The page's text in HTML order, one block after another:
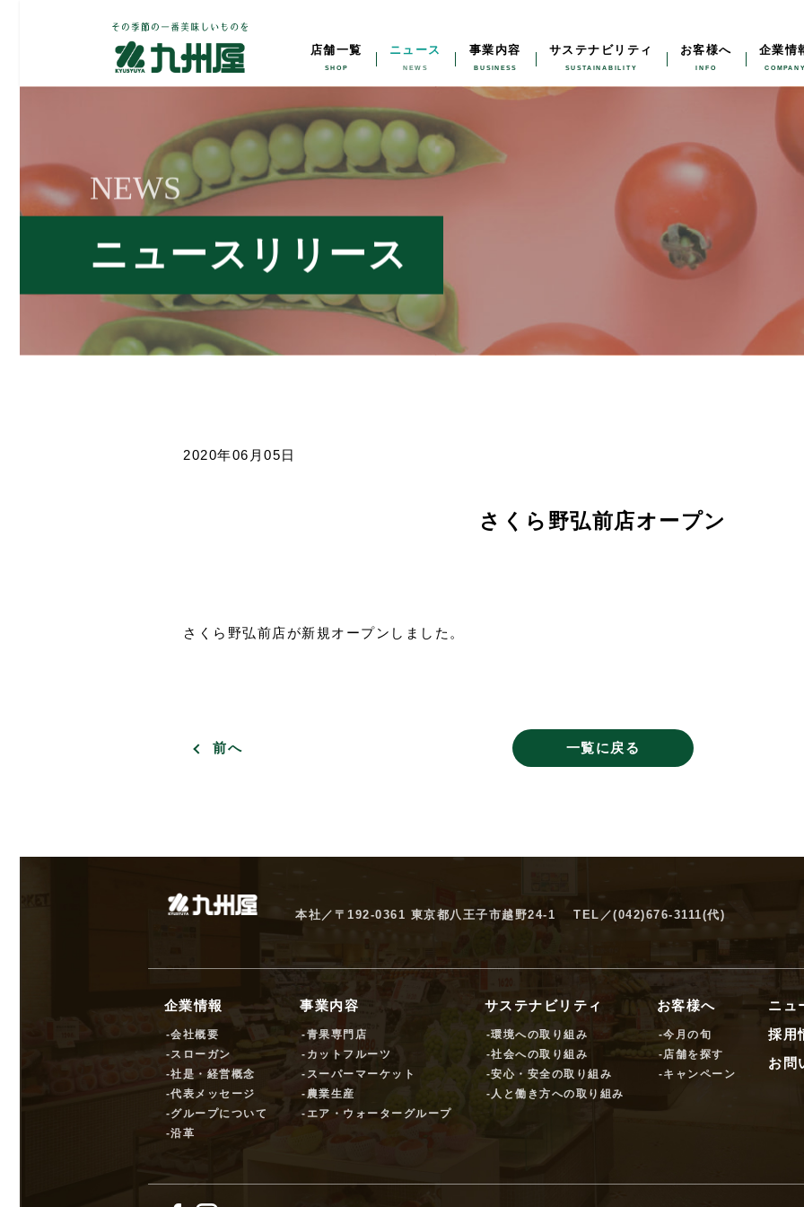
店舗一覧 ニュース 事業内容 サステナビリティ お客様へ 企業情
NEWS
ニュースリリース
2020年06月05日
さくら野弘前店オープン
さくら野弘前店が新規オープンしました。
前へ 一覧に戻る
本社／〒192-0361 東京都八王子市越野24-1 TEL／(042)676-3111(代)
企業情報
-会社概要
-スローガン
-社是・経営概念
-代表メッセージ
-グループについて
-沿革
事業内容
-青果専門店
-カットフルーツ
-スーパーマーケット
-農業生産
-エア・ウォーターグループ
サステナビリティ
-環境への取り組み
-社会への取り組み
-安心・安全の取り組み
-人と働き方への取り組み
お客様へ
-今月の旬
-店舗を探す
-キャンペーン
ニュ
採用
お問